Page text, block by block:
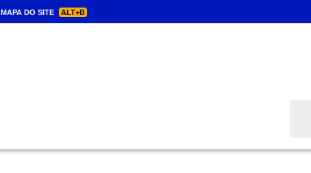
MAPA DO SITE ALT+B